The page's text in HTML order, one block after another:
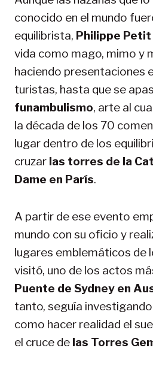
conocido en el mundo
equilibrista, Philippe Petit
vida como mago, mimo y
haciendo presentaciones
turistas, hasta que se
funambulismo, arte al
la década de los 70
lugar dentro de los
cruzar las torres de la
Dame en París.
A partir de ese evento
mundo con su oficio y
lugares emblemáticos de
visitó, uno de los actos
Puente de Sydney en
tanto, seguía
como hacer realidad el
el cruce de las Torres